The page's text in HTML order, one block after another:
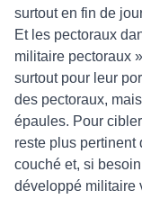
surtout en fin de
Et les pectoraux
militaire pectoraux
surtout pour leur
des pectoraux,
épaules. Pour
reste plus pertinent
couché et, si
développé militaire